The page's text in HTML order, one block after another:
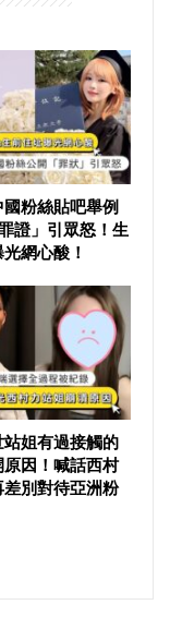
粉絲貼吧舉例
證」引眾怒！生
網心酸！
姐有過接觸的
因！喊話西村
別對待亞洲粉